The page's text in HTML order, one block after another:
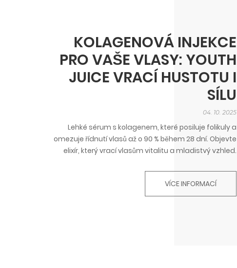
KOLAGENOVÁ INJEKCE
PRO VAŠE VLASY: YOUTH
JUICE VRACÍ HUSTOTU I
SÍLU
04. 10. 2025
Lehké sérum s kolagenem, které posiluje folikuly a
omezuje řídnutí vlasů až o 90 % během 28 dní. Objevte
elixír, který vrací vlasům vitalitu a mladistvý vzhled.
VÍCE INFORMACÍ